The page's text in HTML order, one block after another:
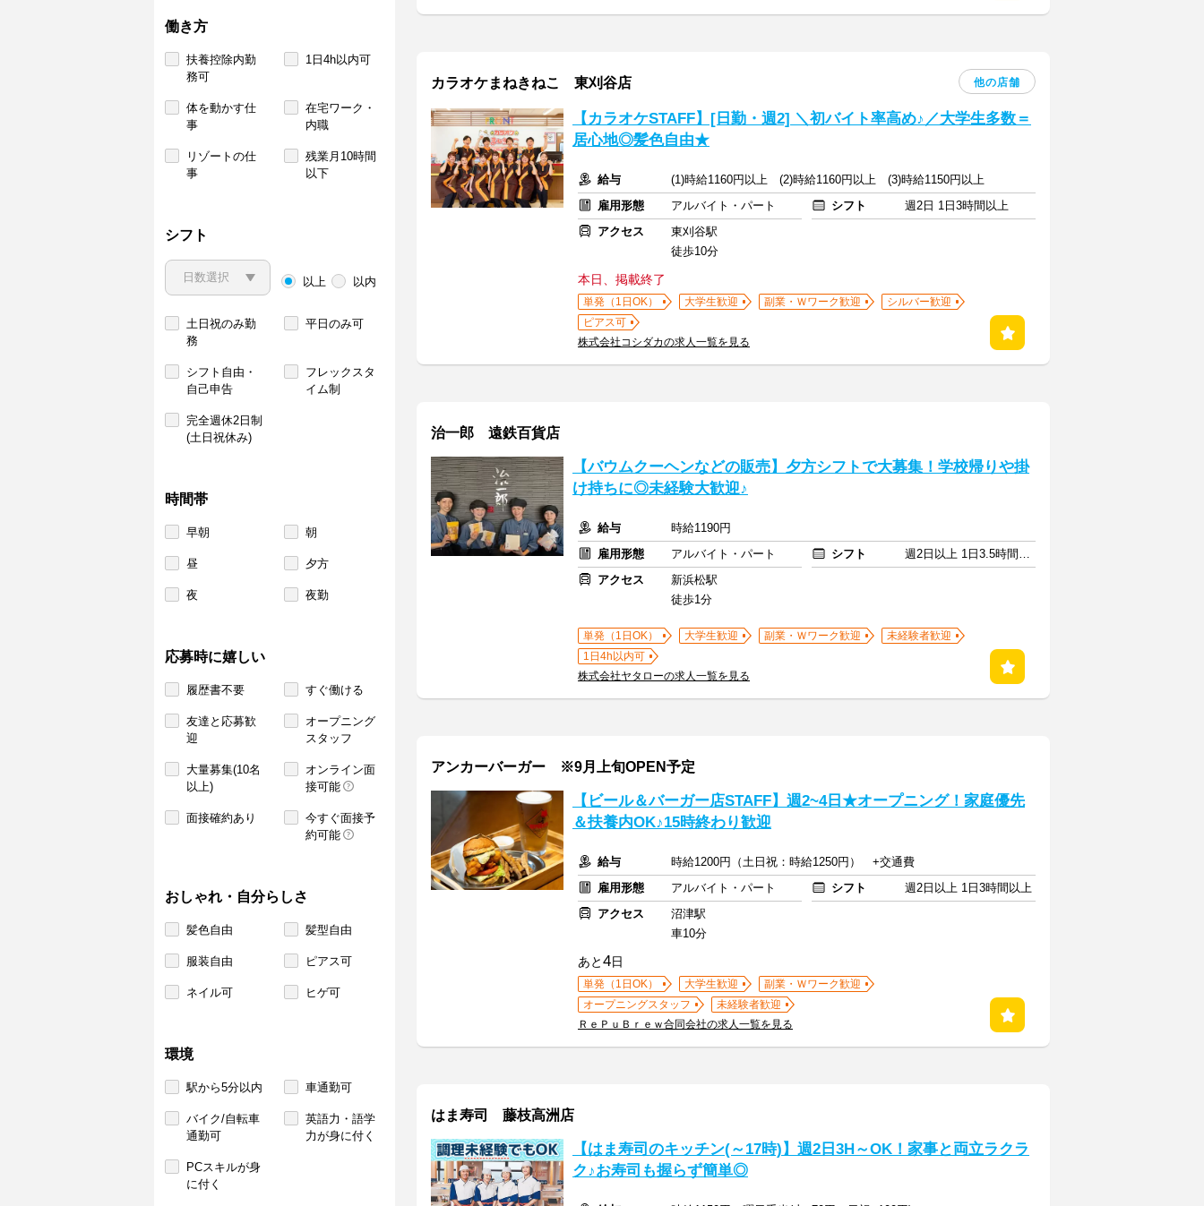
働き方
扶養控除内勤
務可
1日4h以内可
体を動かす仕
事
在宅ワーク・
内職
リゾートの仕
事
残業月10時間
以下
シフト
以上 以内
土日祝のみ勤
務
平日のみ可
シフト自由・
自己申告
フレックスタ
イム制
完全週休2日制
(土日祝休み)
時間帯
早朝 朝
昼 夕方
夜 夜勤
応募時に嬉しい
履歴書不要 すぐ働ける
友達と応募歓
迎
オープニング
スタッフ
大量募集(10名
以上)
オンライン面
接可能
面接確約あり
今すぐ面接予
約可能
おしゃれ・自分らしさ
髪色自由 髪型自由
服装自由 ピアス可
ネイル可 ヒゲ可
環境
駅から5分以内 車通勤可
バイク/自転車
通勤可
英語力・語学
力が身に付く
PCスキルが身
に付く
カラオケまねきねこ 東刈谷店 他の店舗
【カラオケSTAFF】[日勤・週2] ＼初バイト率高め♪／大学生多数＝
居心地◎髪色自由★
給与
(1)時給1160円以上 (2)時給1160円以上 (3)時給1150円以上
雇用形態
アルバイト・パート シフト
週2日 1日3時間以上
アクセス
東刈谷駅
徒歩10分
本日、掲載終了
単発（1日OK） 大学生歓迎 副業・Ｗワーク歓迎
シルバー歓迎
ピアス可
株式会社コシダカの求人一覧を見る
治一郎 遠鉄百貨店
【バウムクーヘンなどの販売】夕方シフトで大募集！学校帰りや掛
け持ちに◎未経験大歓迎♪
給与
時給1190円
雇用形態
アルバイト・パート シフト
週2日以上 1日3.5時間以上
アクセス
新浜松駅
徒歩1分
単発（1日OK） 大学生歓迎 副業・Ｗワーク歓迎
未経験者歓迎
1日4h以内可
株式会社ヤタローの求人一覧を見る
アンカーバーガー ※9月上旬OPEN予定
【ビール＆バーガー店STAFF】週2~4日★オープニング！家庭優先
＆扶養内OK♪15時終わり歓迎
給与
時給1200円（土日祝：時給1250円） +交通費
雇用形態
アルバイト・パート シフト
週2日以上 1日3時間以上
アクセス
沼津駅
車10分
あと4日
単発（1日OK） 大学生歓迎
副業・Ｗワーク歓迎
オープニングスタッフ
未経験者歓迎
ＲｅＰｕＢｒｅｗ合同会社の求人一覧を見る
はま寿司 藤枝高洲店
【はま寿司のキッチン(～17時)】週2日3H～OK！家事と両立ラクラ
ク♪お寿司も握らず簡単◎